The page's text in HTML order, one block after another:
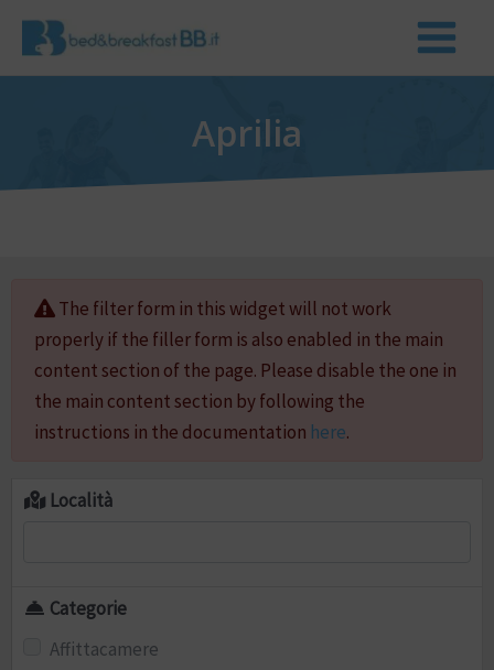
Aprilia
The filter form in this widget will not work
properly if the filler form is also enabled in the main
content section of the page. Please disable the one in
the main content section by following the
instructions in the documentation here.
Località
Categorie
Affittacamere